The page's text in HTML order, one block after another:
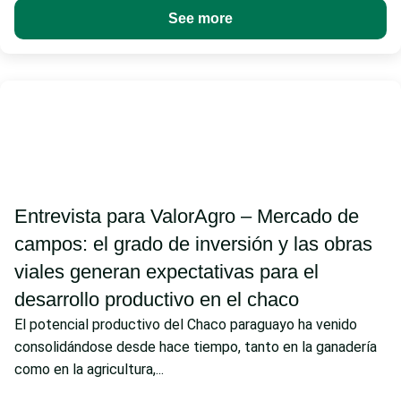
See more
Entrevista para ValorAgro – Mercado de
campos: el grado de inversión y las obras
viales generan expectativas para el
desarrollo productivo en el chaco
El potencial productivo del Chaco paraguayo ha venido
consolidándose desde hace tiempo, tanto en la ganadería
como en la agricultura,...